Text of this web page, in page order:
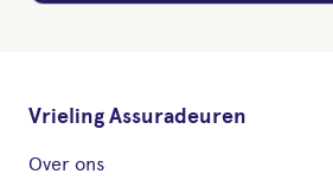
Vrieling Assuradeuren
Over ons